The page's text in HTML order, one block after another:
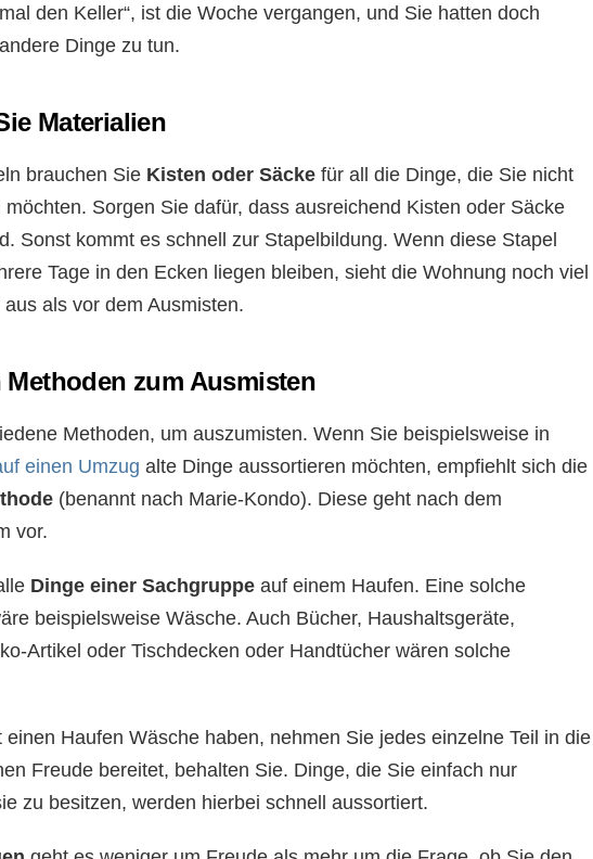
den Keller“, ist die Woche vergangen, und Sie hatten doch
Dinge zu tun.
Materialien
brauchen Sie Kisten oder Säcke für all die Dinge, die Sie nicht
möchten. Sorgen Sie dafür, dass ausreichend Kisten oder Säcke
Sonst kommt es schnell zur Stapelbildung. Wenn diese Stapel
Tage in den Ecken liegen bleiben, sieht die Wohnung noch viel
als vor dem Ausmisten.
Methoden zum Ausmisten
Methoden, um auszumisten. Wenn Sie beispielsweise in
einen Umzug alte Dinge aussortieren möchten, empfiehlt sich die
(benannt nach Marie-Kondo). Diese geht nach dem
vor.
Dinge einer Sachgruppe auf einem Haufen. Eine solche
beispielsweise Wäsche. Auch Bücher, Haushaltsgeräte,
Artikel oder Tischdecken oder Handtücher wären solche
einen Haufen Wäsche haben, nehmen Sie jedes einzelne Teil in die
Freude bereitet, behalten Sie. Dinge, die Sie einfach nur
zu besitzen, werden hierbei schnell aussortiert.